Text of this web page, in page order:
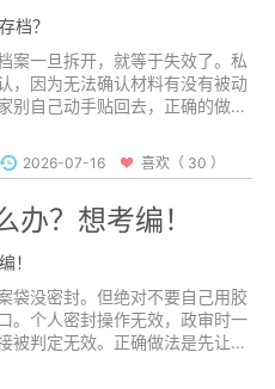
案一旦拆开，就等于失效了。私
，因为无法确认材料有没有被动
别自己动手贴回去，正确的做法
2026-07-16 喜欢（ 30 ）
办？想考编！
没密封。但绝对不要自己用胶
。个人密封操作无效，政审时一
被判定无效。正确做法是先让官